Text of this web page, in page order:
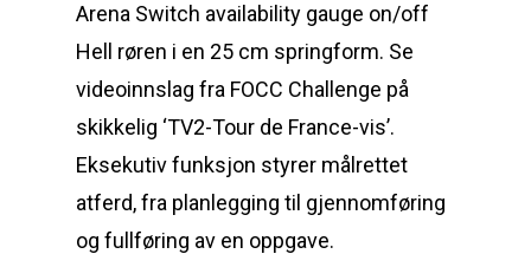
Arena Switch availability gauge on/off
Hell røren i en 25 cm springform. Se
videoinnslag fra FOCC Challenge på
skikkelig ‘TV2-Tour de France-vis’.
Eksekutiv funksjon styrer målrettet
atferd, fra planlegging til gjennomføring
og fullføring av en oppgave.